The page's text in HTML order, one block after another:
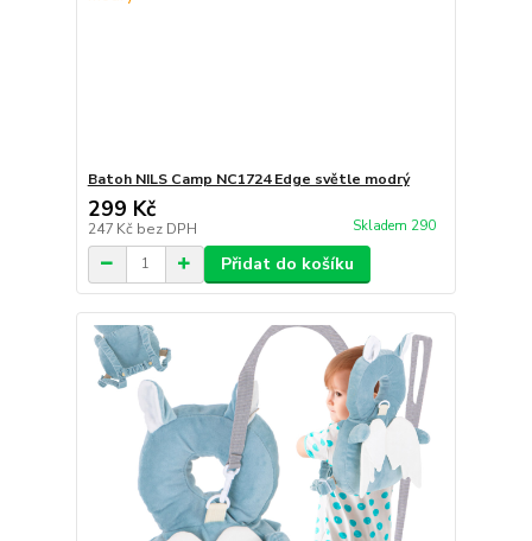
Batoh NILS Camp NC1724 Edge světle modrý
299 Kč
247 Kč bez DPH Skladem 290
Přidat do košíku